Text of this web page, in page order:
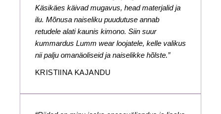
Käsikäes käivad mugavus, head materjalid ja
ilu. Mõnusa naiseliku puudutuse annab
retudele alati kaunis kimono. Siin suur
kummardus Lumm wear loojatele, kelle valikus
nii palju omanäoliseid ja naiselikke hõlste.”
KRISTIINA KAJANDU